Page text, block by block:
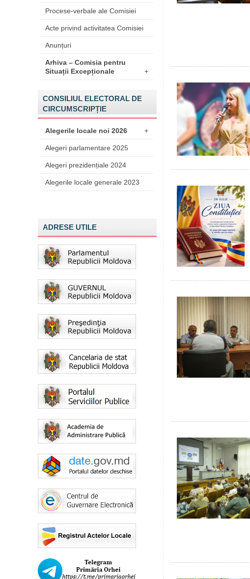
Procese-verbale ale Comisiei
Acte privind activitatea Comisiei
Anunțuri
Arhiva – Comisia pentru
Situații Excepționale
+
CONSILIUL ELECTORAL DE
CIRCUMSCRIPȚIE
Alegerile locale noi 2026 +
Alegeri parlamentare 2025
Alegeri prezidențiale 2024
Alegerile locale generale 2023
ADRESE UTILE